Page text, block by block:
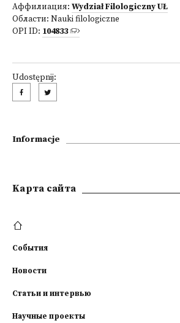
Аффилиация: Wydział Filologiczny UŁ
Области: Nauki filologiczne
OPI ID: 104833
Udostępnij:
Informacje
Kарта сайта
События
Новости
Статьи и интервью
Научные проекты